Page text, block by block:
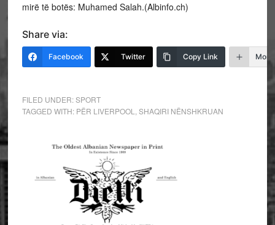
mirë të botës: Muhamed Salah.(Albinfo.ch)
Share via:
Facebook Twitter Copy Link More
FILED UNDER:SPORT
TAGGED WITH: PËR LIVERPOOL SHAQIRI NËNSHKRUAN